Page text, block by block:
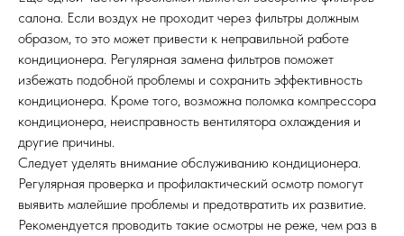
салона. Если воздух не проходит через фильтры должным
образом, то это может привести к неправильной работе
кондиционера. Регулярная замена фильтров поможет
избежать подобной проблемы и сохранить эффективность
кондиционера. Кроме того, возможна поломка компрессора
кондиционера, неисправность вентилятора охлаждения и
другие причины.
Следует уделять внимание обслуживанию кондиционера.
Регулярная проверка и профилактический осмотр помогут
выявить малейшие проблемы и предотвратить их развитие.
Рекомендуется проводить такие осмотры не реже, чем раз в